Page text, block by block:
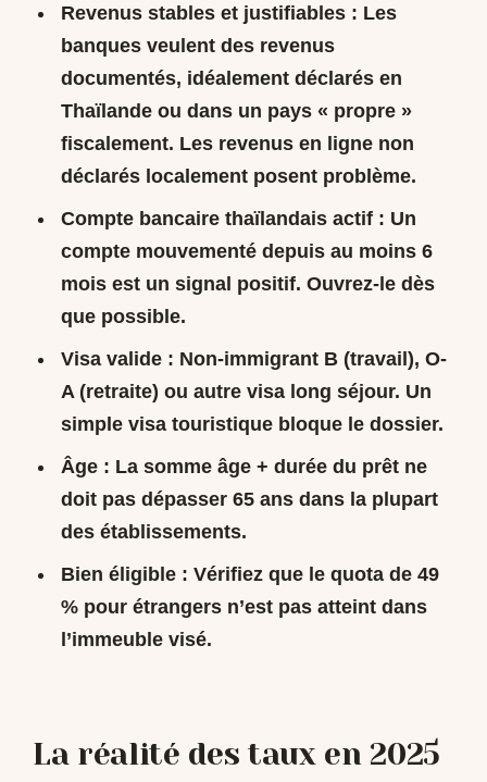
Revenus stables et justifiables : Les
banques veulent des revenus
documentés, idéalement déclarés en
Thaïlande ou dans un pays « propre »
fiscalement. Les revenus en ligne non
déclarés localement posent problème.
Compte bancaire thaïlandais actif : Un
compte mouvementé depuis au moins 6
mois est un signal positif. Ouvrez-le dès
que possible.
Visa valide : Non-immigrant B (travail), O-
A (retraite) ou autre visa long séjour. Un
simple visa touristique bloque le dossier.
Âge : La somme âge + durée du prêt ne
doit pas dépasser 65 ans dans la plupart
des établissements.
Bien éligible : Vérifiez que le quota de 49
% pour étrangers n’est pas atteint dans
l’immeuble visé.
La réalité des taux en 2025